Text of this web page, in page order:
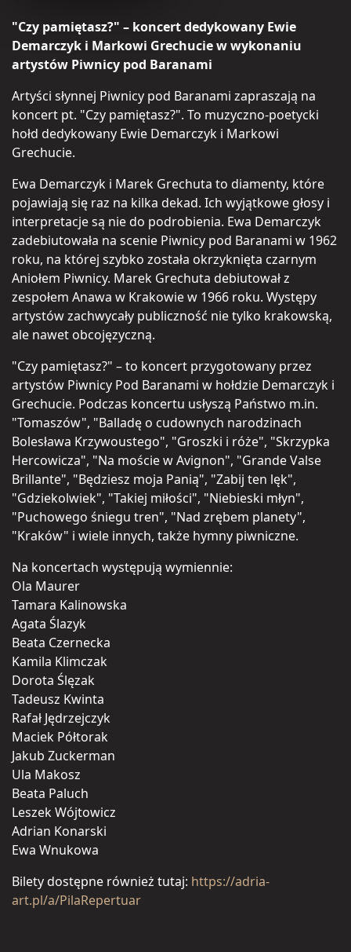
"Czy pamiętasz?" – koncert dedykowany Ewie
Demarczyk i Markowi Grechucie w wykonaniu
artystów Piwnicy pod Baranami
Artyści słynnej Piwnicy pod Baranami zapraszają na
koncert pt. "Czy pamiętasz?". To muzyczno-poetycki
hołd dedykowany Ewie Demarczyk i Markowi
Grechucie.
Ewa Demarczyk i Marek Grechuta to diamenty, które
pojawiają się raz na kilka dekad. Ich wyjątkowe głosy i
interpretacje są nie do podrobienia. Ewa Demarczyk
zadebiutowała na scenie Piwnicy pod Baranami w 1962
roku, na której szybko została okrzyknięta czarnym
Aniołem Piwnicy. Marek Grechuta debiutował z
zespołem Anawa w Krakowie w 1966 roku. Występy
artystów zachwycały publiczność nie tylko krakowską,
ale nawet obcojęzyczną.
"Czy pamiętasz?" – to koncert przygotowany przez
artystów Piwnicy Pod Baranami w hołdzie Demarczyk i
Grechucie. Podczas koncertu usłyszą Państwo m.in.
"Tomaszów", "Balladę o cudownych narodzinach
Bolesława Krzywoustego", "Groszki i róże", "Skrzypka
Hercowicza", "Na moście w Avignon", "Grande Valse
Brillante", "Będziesz moja Panią", "Zabij ten lęk",
"Gdziekolwiek", "Takiej miłości", "Niebieski młyn",
"Puchowego śniegu tren", "Nad zrębem planety",
"Kraków" i wiele innych, także hymny piwniczne.
Na koncertach występują wymiennie:
Ola Maurer
Tamara Kalinowska
Agata Ślazyk
Beata Czernecka
Kamila Klimczak
Dorota Ślęzak
Tadeusz Kwinta
Rafał Jędrzejczyk
Maciek Półtorak
Jakub Zuckerman
Ula Makosz
Beata Paluch
Leszek Wójtowicz
Adrian Konarski
Ewa Wnukowa
Bilety dostępne również tutaj: https://adria-
art.pl/a/PilaRepertuar